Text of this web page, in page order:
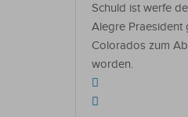
Schuld ist werfe
Alegre Praesident
Colorados zum
worden.